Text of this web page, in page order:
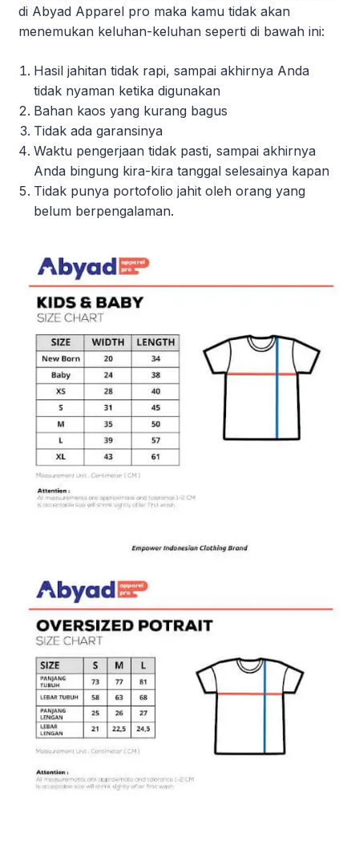
di Abyad Apparel pro maka kamu tidak akan
menemukan keluhan-keluhan seperti di bawah ini:
Hasil jahitan tidak rapi, sampai akhirnya Anda
tidak nyaman ketika digunakan
Bahan kaos yang kurang bagus
Tidak ada garansinya
Waktu pengerjaan tidak pasti, sampai akhirnya
Anda bingung kira-kira tanggal selesainya kapan
Tidak punya portofolio jahit oleh orang yang
belum berpengalaman.